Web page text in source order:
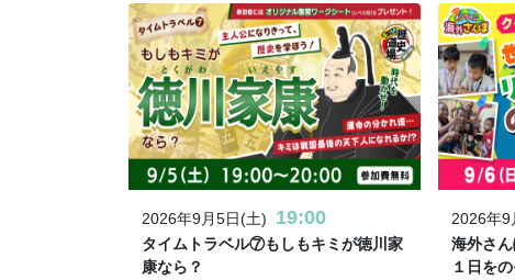
2026年9月5日(土) 19:00
タイムトラベル⑦もしもキミが徳川家
康なら？
2026年9
海外さ
１日を